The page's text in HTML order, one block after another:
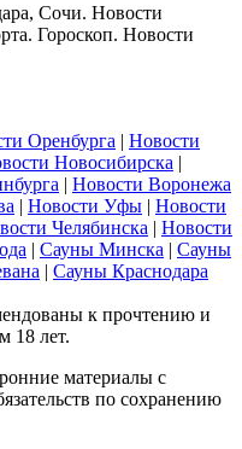
Сочи. Новости
Гороскоп. Новости
Оренбурга | Новости
Новосибирска |
| Новости Воронежа
| Новости Уфы | Новости
Челябинска | Новости
| Сауны Минска | Сауны
| Сауны Краснодара
к прочтению и
18 лет.
материалы с
по сохранению